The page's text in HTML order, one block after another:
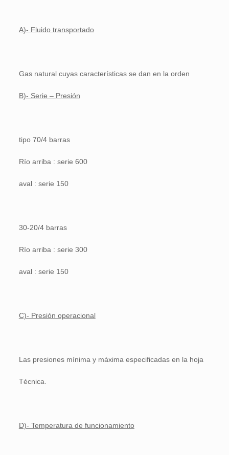
A)- Fluido transportado
Gas natural cuyas características se dan en la orden
B)- Serie – Presión
tipo 70/4 barras
Río arriba : serie 600
aval : serie 150
30-20/4 barras
Río arriba : serie 300
aval : serie 150
C)- Presión operacional
Las presiones mínima y máxima especificadas en la hoja
Técnica.
D)- Temperatura de funcionamiento